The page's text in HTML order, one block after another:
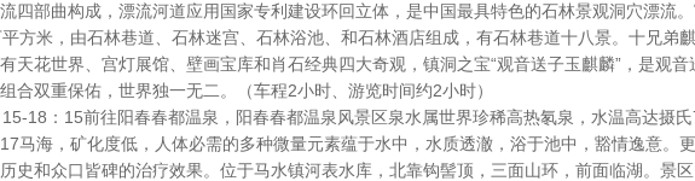
四部曲构成，漂流河道应用国家专利建设环回立体，是中国最具特色的石林景观洞穴漂流
方米，由石林巷道、石林迷宫、石林浴池、和石林酒店组成，有石林巷道十八景。十兄弟
天花世界、宫灯展馆、壁画宝库和肖石经典四大奇观，镇洞之宝“观音送子玉麒麟”，是观
合双重保佑，世界独一无二。（车程2小时、游览时间约2小时）
18：15前往阳春春都温泉，阳春春都温泉风景区泉水属世界珍稀高热氡泉，水温高达摄
马海，矿化度低，人体必需的多种微量元素蕴于水中，水质透澈，浴于池中，豁情逸意。
史和众口皆碑的治疗效果。位于马水镇河表水库，北靠钩髻顶，三面山环，前面临湖。景